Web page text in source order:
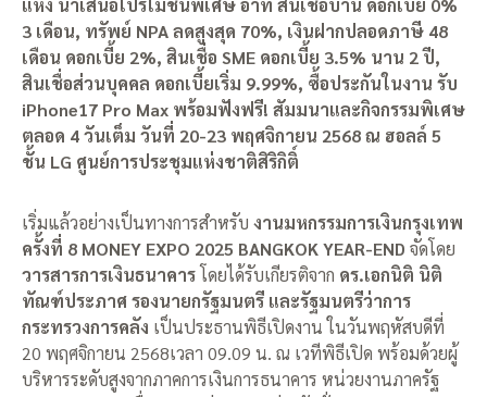
แห่ง นำเสนอโปรโมชั่นพิเศษ อาทิ สินเชื่อบ้าน ดอกเบี้ย 0%
3 เดือน, ทรัพย์ NPA ลดสูงสุด 70%, เงินฝากปลอดภาษี 48
เดือน ดอกเบี้ย 2%, สินเชื่อ SME ดอกเบี้ย 3.5% นาน 2 ปี,
สินเชื่อส่วนบุคคล ดอกเบี้ยเริ่ม 9.99%, ซื้อประกันในงาน รับ
iPhone17 Pro Max พร้อมฟังฟรี! สัมมนาและกิจกรรมพิเศษ
ตลอด 4 วันเต็ม วันที่ 20-23 พฤศจิกายน 2568 ณ ฮอลล์ 5
ชั้น LG ศูนย์การประชุมแห่งชาติสิริกิติ์
เริ่มแล้วอย่างเป็นทางการสำหรับ งานมหกรรมการเงินกรุงเทพ
ครั้งที่ 8 MONEY EXPO 2025 BANGKOK YEAR-END จัดโดย
วารสารการเงินธนาคาร โดยได้รับเกียรติจาก ดร.เอกนิติ นิติ
ทัณฑ์ประภาศ รองนายกรัฐมนตรี และรัฐมนตรีว่าการ
กระทรวงการคลัง เป็นประธานพิธีเปิดงาน ในวันพฤหัสบดีที่
20 พฤศจิกายน 2568เวลา 09.09 น. ณ เวทีพิธีเปิด พร้อมด้วยผู้
บริหารระดับสูงจากภาคการเงินการธนาคาร หน่วยงานภาครัฐ